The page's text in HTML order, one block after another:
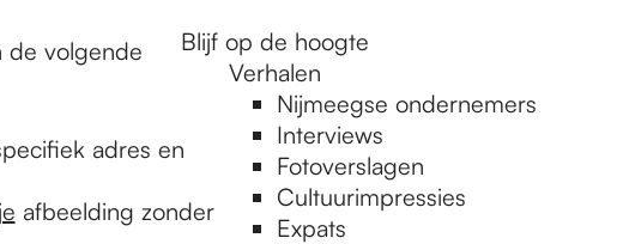
Blijf op de hoogte
Verhalen
Nijmeegse ondernemers
Interviews
Fotoverslagen
Cultuurimpressies
Expats
de volgende
adres en
afbeelding zonder